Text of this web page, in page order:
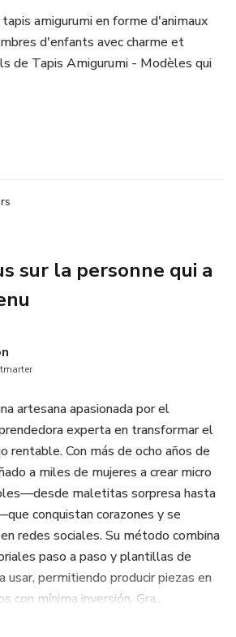
amigurumi en forme d'animaux
d'enfants avec charme et
de Tapis Amigurumi - Modèles qui
sur la personne qui a
artesana apasionada por el
experta en transformar el
rentable. Con más de ocho años de
a miles de mujeres a crear micro
maletitas sorpresa hasta
conquistan corazones y se
redes sociales. Su método combina
paso a paso y plantillas de
usar, permitiendo producir piezas en
mínima inversión. Gra...